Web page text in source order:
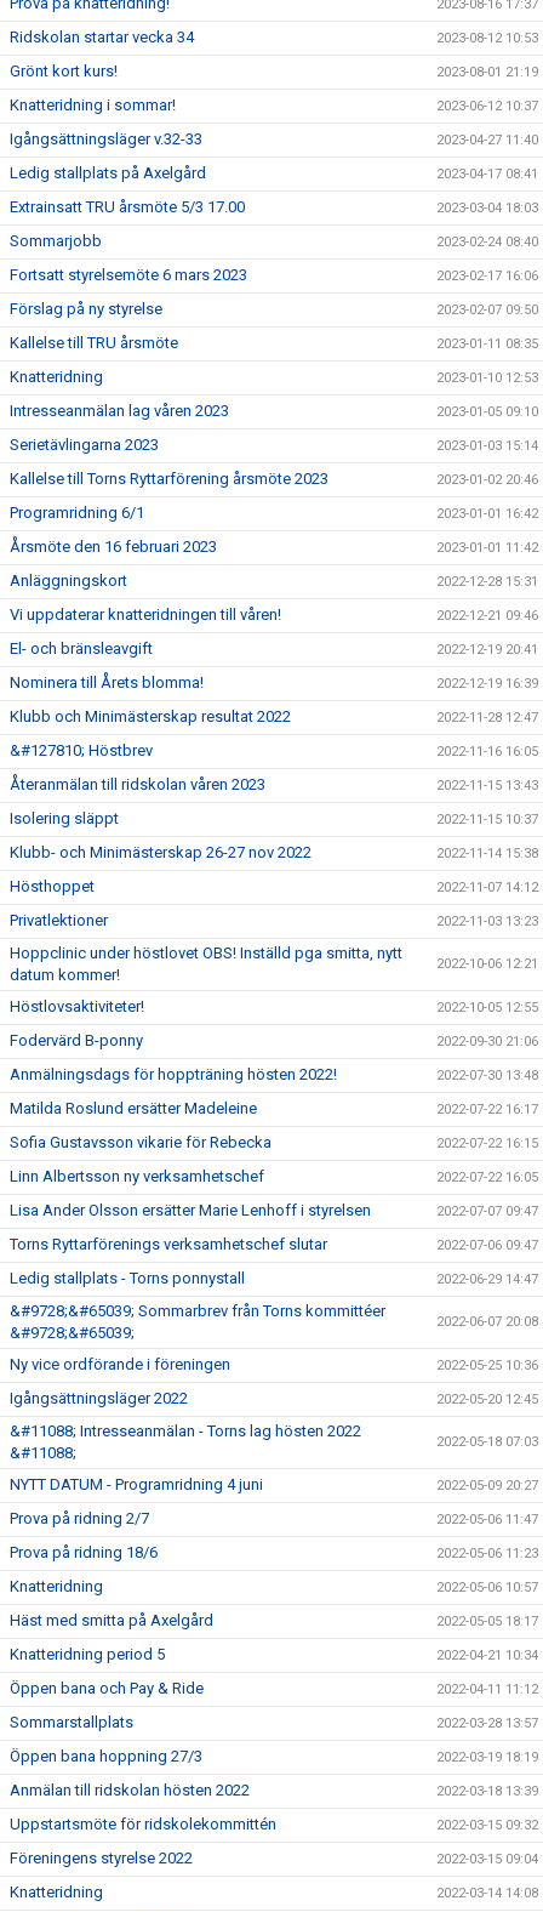
2023-08-16 17:37
Ridskolan startar vecka 34 2023-08-12 10:53
Grönt kort kurs! 2023-08-01 21:19
Knatteridning i sommar! 2023-06-12 10:37
Igångsättningsläger v.32-33 2023-04-27 11:40
Ledig stallplats på Axelgård 2023-04-17 08:41
Extrainsatt TRU årsmöte 5/3 17.00 2023-03-04 18:03
Sommarjobb 2023-02-24 08:40
Fortsatt styrelsemöte 6 mars 2023 2023-02-17 16:06
Förslag på ny styrelse 2023-02-07 09:50
Kallelse till TRU årsmöte 2023-01-11 08:35
Knatteridning 2023-01-10 12:53
Intresseanmälan lag våren 2023 2023-01-05 09:10
Serietävlingarna 2023 2023-01-03 15:14
Kallelse till Torns Ryttarförening årsmöte 2023 2023-01-02 20:46
Programridning 6/1 2023-01-01 16:42
Årsmöte den 16 februari 2023 2023-01-01 11:42
Anläggningskort 2022-12-28 15:31
Vi uppdaterar knatteridningen till våren! 2022-12-21 09:46
El- och bränsleavgift 2022-12-19 20:41
Nominera till Årets blomma! 2022-12-19 16:39
Klubb och Minimästerskap resultat 2022 2022-11-28 12:47
&#127810; Höstbrev 2022-11-16 16:05
Återanmälan till ridskolan våren 2023 2022-11-15 13:43
Isolering släppt 2022-11-15 10:37
Klubb- och Minimästerskap 26-27 nov 2022 2022-11-14 15:38
Hösthoppet 2022-11-07 14:12
Privatlektioner 2022-11-03 13:23
Hoppclinic under höstlovet OBS! Inställd pga smitta, nytt
datum kommer!
2022-10-06 12:21
Höstlovsaktiviteter! 2022-10-05 12:55
Fodervärd B-ponny 2022-09-30 21:06
Anmälningsdags för hoppträning hösten 2022! 2022-07-30 13:48
Matilda Roslund ersätter Madeleine 2022-07-22 16:17
Sofia Gustavsson vikarie för Rebecka 2022-07-22 16:15
Linn Albertsson ny verksamhetschef 2022-07-22 16:05
Lisa Ander Olsson ersätter Marie Lenhoff i styrelsen 2022-07-07 09:47
Torns Ryttarförenings verksamhetschef slutar 2022-07-06 09:47
Ledig stallplats - Torns ponnystall 2022-06-29 14:47
&#9728;&#65039; Sommarbrev från Torns kommittéer
&#9728;&#65039;
2022-06-07 20:08
Ny vice ordförande i föreningen 2022-05-25 10:36
Igångsättningsläger 2022 2022-05-20 12:45
&#11088; Intresseanmälan - Torns lag hösten 2022
&#11088;
2022-05-18 07:03
NYTT DATUM - Programridning 4 juni 2022-05-09 20:27
Prova på ridning 2/7 2022-05-06 11:47
Prova på ridning 18/6 2022-05-06 11:23
Knatteridning 2022-05-06 10:57
Häst med smitta på Axelgård 2022-05-05 18:17
Knatteridning period 5 2022-04-21 10:34
Öppen bana och Pay & Ride 2022-04-11 11:12
Sommarstallplats 2022-03-28 13:57
Öppen bana hoppning 27/3 2022-03-19 18:19
Anmälan till ridskolan hösten 2022 2022-03-18 13:39
Uppstartsmöte för ridskolekommittén 2022-03-15 09:32
Föreningens styrelse 2022 2022-03-15 09:04
Knatteridning 2022-03-14 14:08